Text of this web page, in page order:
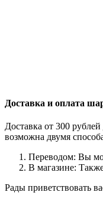
Доставка и оплата
Доставка от 300
возможна двумя
Переводом: Вы
В магазине:
Рады приветствовать